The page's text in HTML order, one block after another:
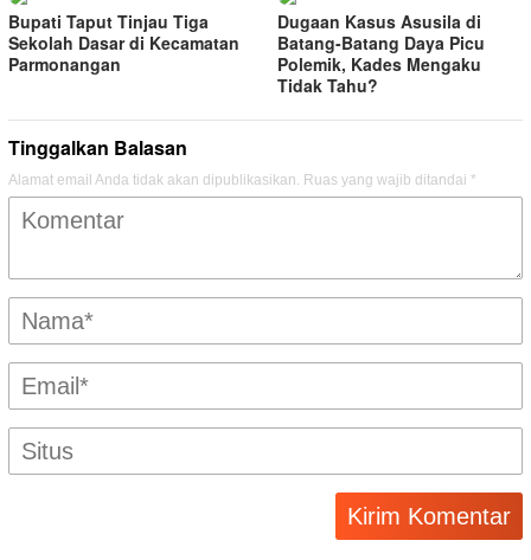
Bupati Taput Tinjau Tiga
Sekolah Dasar di Kecamatan
Parmonangan
Dugaan Kasus Asusila di
Batang-Batang Daya Picu
Polemik, Kades Mengaku
Tidak Tahu?
Tinggalkan Balasan
Alamat email Anda tidak akan dipublikasikan. Ruas yang wajib ditandai *